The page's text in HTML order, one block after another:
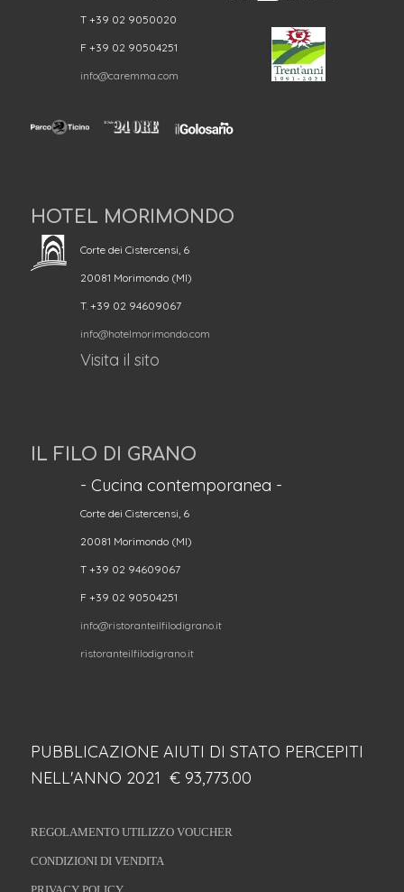
T +39 02 9050020
F +39 02 90504251
info@caremma.com
HOTEL MORIMONDO
Corte dei Cistercensi, 6
20081 Morimondo (MI)
T. +39 02 94609067
info@hotelmorimondo.com
Visita il sito
IL FILO DI GRANO
- Cucina contemporanea -
Corte dei Cistercensi, 6
20081 Morimondo (MI)
T +39 02 94609067
F +39 02 90504251
info@ristoranteilfilodigrano.it
ristoranteilfilodigrano.it
PUBBLICAZIONE AIUTI DI STATO PERCEPITI
NELL'ANNO 2021 € 93,773.00
REGOLAMENTO UTILIZZO VOUCHER
CONDIZIONI DI VENDITA